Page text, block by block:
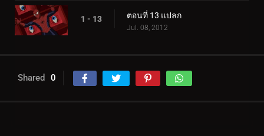
1 - 13 ตอนที่ 13 แปลก
Jul. 08, 2012
Shared 0